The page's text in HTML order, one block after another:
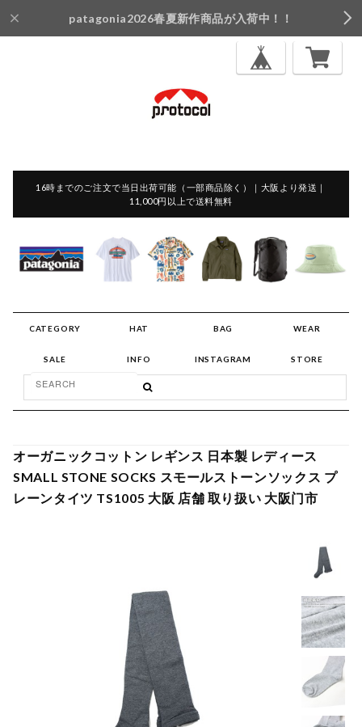
patagonia2026春夏新作商品が入荷中！！
16時までのご注文で当日出荷可能（一部商品除く）｜大阪より発送｜
11,000円以上で送料無料
CATEGORY HAT BAG WEAR
SALE INFO INSTAGRAM STORE
オーガニックコットン レギンス 日本製 レディース
SMALL STONE SOCKS スモールストーンソックス プ
レーンタイツ TS1005 大阪 店舗 取り扱い 大阪门市